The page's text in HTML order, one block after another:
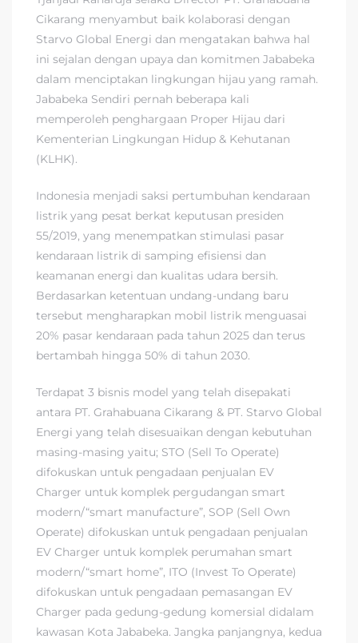
Cikarang menyambut baik kolaborasi dengan
Starvo Global Energi dan mengatakan bahwa hal
ini sejalan dengan upaya dan komitmen Jababeka
dalam menciptakan lingkungan hijau yang ramah.
Jababeka Sendiri pernah beberapa kali
memperoleh penghargaan Proper Hijau dari
Kementerian Lingkungan Hidup & Kehutanan
(KLHK).
Indonesia menjadi saksi pertumbuhan kendaraan
listrik yang pesat berkat keputusan presiden
55/2019, yang menempatkan stimulasi pasar
kendaraan listrik di samping efisiensi dan
keamanan energi dan kualitas udara bersih.
Berdasarkan ketentuan undang-undang baru
tersebut mengharapkan mobil listrik menguasai
20% pasar kendaraan pada tahun 2025 dan terus
bertambah hingga 50% di tahun 2030.
Terdapat 3 bisnis model yang telah disepakati
antara PT. Grahabuana Cikarang & PT. Starvo Global
Energi yang telah disesuaikan dengan kebutuhan
masing-masing yaitu; STO (Sell To Operate)
difokuskan untuk pengadaan penjualan EV
Charger untuk komplek pergudangan smart
modern/“smart manufacture”, SOP (Sell Own
Operate) difokuskan untuk pengadaan penjualan
EV Charger untuk komplek perumahan smart
modern/“smart home”, ITO (Invest To Operate)
difokuskan untuk pengadaan pemasangan EV
Charger pada gedung-gedung komersial didalam
kawasan Kota Jababeka. Jangka panjangnya, kedua